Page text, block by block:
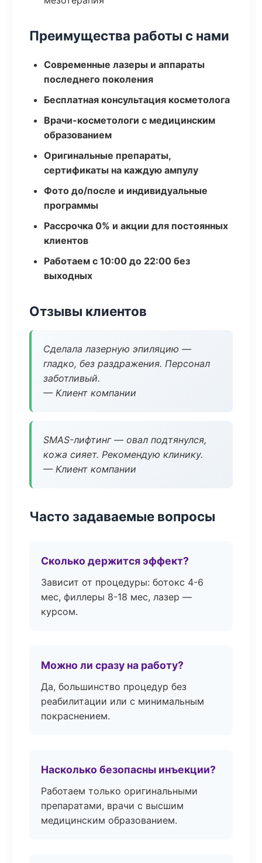
Преимущества работы с нами
Современные лазеры и аппараты
последнего поколения
Бесплатная консультация косметолога
Врачи-косметологи с медицинским
образованием
Оригинальные препараты,
сертификаты на каждую ампулу
Фото до/после и индивидуальные
программы
Рассрочка 0% и акции для постоянных
клиентов
Работаем с 10:00 до 22:00 без
выходных
Отзывы клиентов
Сделала лазерную эпиляцию —
гладко, без раздражения. Персонал
заботливый.
— Клиент компании
SMAS-лифтинг — овал подтянулся,
кожа сияет. Рекомендую клинику.
— Клиент компании
Часто задаваемые вопросы
Сколько держится эффект?
Зависит от процедуры: ботокс 4-6
мес, филлеры 8-18 мес, лазер —
курсом.
Можно ли сразу на работу?
Да, большинство процедур без
реабилитации или с минимальным
покраснением.
Насколько безопасны инъекции?
Работаем только оригинальными
препаратами, врачи с высшим
медицинским образованием.